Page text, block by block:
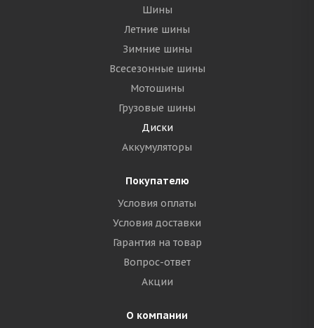
Шины
Летние шины
Зимние шины
Всесезонные шины
Мотошины
Грузовые шины
Диски
Аккумуляторы
Покупателю
Условия оплаты
Условия доставки
Гарантия на товар
Вопрос-ответ
Акции
О компании